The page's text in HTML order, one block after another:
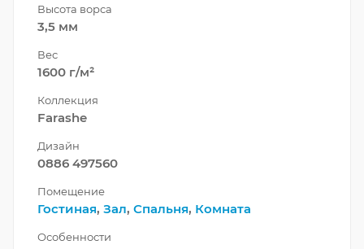
Высота ворса
3,5 мм
Вес
1600 г/м²
Коллекция
Farashe
Дизайн
0886 497560
Помещение
Гостиная, Зал, Спальня, Комната
Особенности